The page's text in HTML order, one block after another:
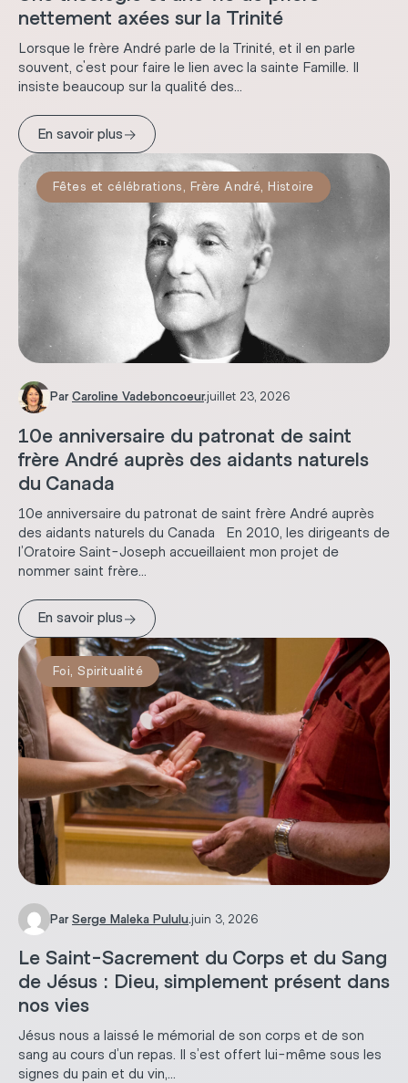
nettement axées sur la Trinité
Lorsque le frère André parle de la Trinité, et il en parle
souvent, c'est pour faire le lien avec la sainte Famille. Il
insiste beaucoup sur la qualité des...
En savoir plus→
Fêtes et célébrations, Frère André, Histoire
Par Caroline Vadeboncoeur.juillet 23, 2026
10e anniversaire du patronat de saint
frère André auprès des aidants naturels
du Canada
10e anniversaire du patronat de saint frère André auprès
des aidants naturels du Canada En 2010, les dirigeants de
l’Oratoire Saint-Joseph accueillaient mon projet de
nommer saint frère...
En savoir plus→
Foi ,Spiritualité
Par Serge Maleka Pululu.juin 3, 2026
Le Saint-Sacrement du Corps et du Sang
de Jésus : Dieu, simplement présent dans
nos vies
Jésus nous a laissé le mémorial de son corps et de son
sang au cours d’un repas. Il s’est offert lui-même sous les
signes du pain et du vin,...